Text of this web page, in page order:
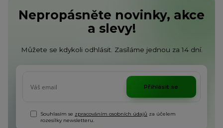
Nepropásněte novinky, akce
a slevy!
Můžete se kdykoli odhlásit. Zasíláme jednou za 14 dní.
Přihlásit se
Souhlasím se zpracováním osobních údajů za účelem
rozesílky newsletteru.